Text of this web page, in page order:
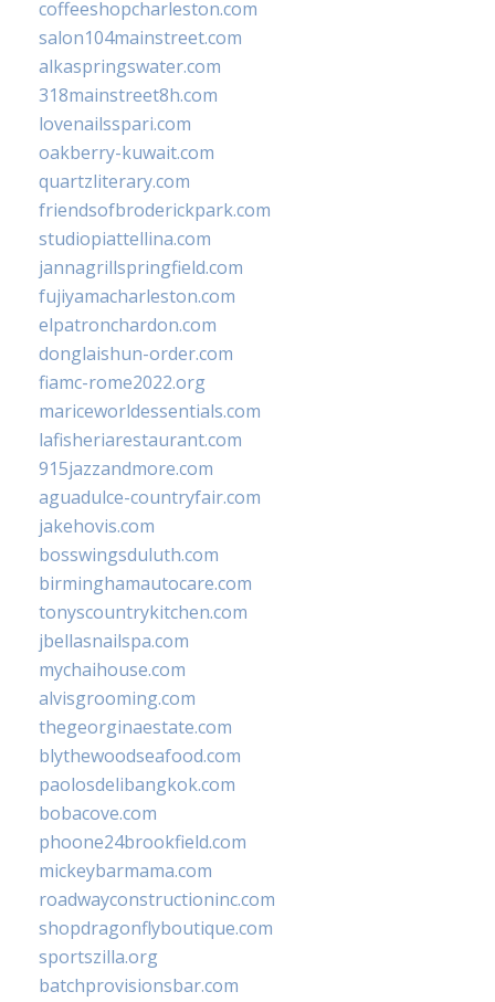
coffeeshopcharleston.com
salon104mainstreet.com
alkaspringswater.com
318mainstreet8h.com
lovenailsspari.com
oakberry-kuwait.com
quartzliterary.com
friendsofbroderickpark.com
studiopiattellina.com
jannagrillspringfield.com
fujiyamacharleston.com
elpatronchardon.com
donglaishun-order.com
fiamc-rome2022.org
mariceworldessentials.com
lafisheriarestaurant.com
915jazzandmore.com
aguadulce-countryfair.com
jakehovis.com
bosswingsduluth.com
birminghamautocare.com
tonyscountrykitchen.com
jbellasnailspa.com
mychaihouse.com
alvisgrooming.com
thegeorginaestate.com
blythewoodseafood.com
paolosdelibangkok.com
bobacove.com
phoone24brookfield.com
mickeybarmama.com
roadwayconstructioninc.com
shopdragonflyboutique.com
sportszilla.org
batchprovisionsbar.com